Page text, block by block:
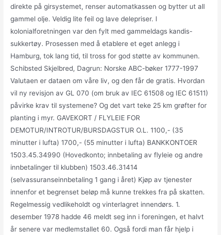
direkte på girsystemet, renser automatkassen og bytter ut all
gammel olje. Veldig lite feil og lave delepriser. I
kolonialforetningen var den fylt med gammeldags kandis-
sukkertøy. Prosessen med å etablere et eget anlegg i
Hamburg, tok lang tid, til tross for god støtte av kommunen.
Schibsted Skjelbred, Dagrun: Norske ABC-bøker 1777-1997
Valutaen er dataen om våre liv, og den får de gratis. Hvordan
vil ny revisjon av GL 070 (om bruk av IEC 61508 og IEC 61511)
påvirke krav til systemene? Og det vart teke 25 km grøfter for
planting i myr. GAVEKORT / FLYLEIE FOR
DEMOTUR/INTROTUR/BURSDAGSTUR O.L. 1100,- (35
minutter i lufta) 1700,- (55 minutter i lufta) BANKKONTOER
1503.45.34990 (Hovedkonto; innbetaling av flyleie og andre
innbetalinger til klubben) 1503.46.31414
(selvassuranseinnbetaling 1 gang i året) Kjøp av tjenester
innenfor et begrenset beløp må kunne trekkes fra på skatten.
Regelmessig vedlikeholdt og vinterlagret innendørs. 1.
desember 1978 hadde 46 meldt seg inn i foreningen, et halvt
år senere var medlemstallet 60. Også fordi man får hjelp i